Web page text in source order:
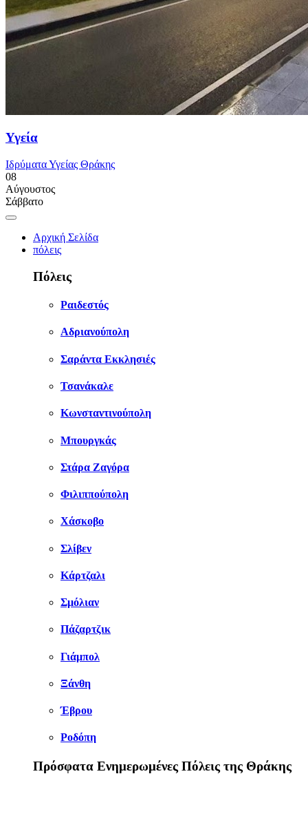
Υγεία
Ιδρύματα Υγείας Θράκης
08
Αύγουστος
Σάββατο
Αρχική Σελίδα
πόλεις
Πόλεις
Ραιδεστός
Αδριανούπολη
Σαράντα Εκκλησιές
Τσανάκαλε
Κωνσταντινούπολη
Μπουργκάς
Στάρα Ζαγόρα
Φιλιππούπολη
Χάσκοβο
Σλίβεν
Κάρτζαλι
Σμόλιαν
Πάζαρτζικ
Γιάμπολ
Ξάνθη
Έβρου
Ροδόπη
Πρόσφατα Ενημερωμένες Πόλεις της Θράκης